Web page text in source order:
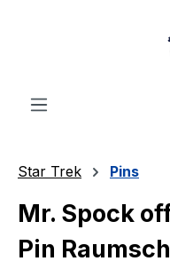
Star Trek Pins
Mr. Spock
Pin